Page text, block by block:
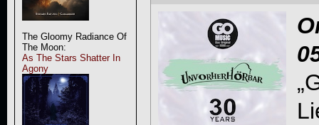
The Gloomy Radiance Of
The Moon:
As The Stars Shatter In
Agony